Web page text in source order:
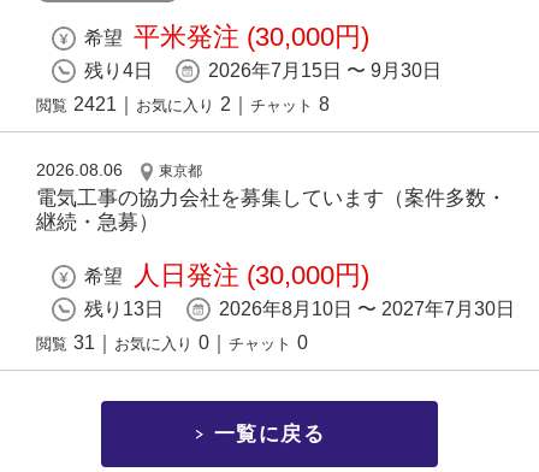
希望 平米発注 (30,000円)
残り4日 2026年7月15日 〜 9月30日
閲覧 2421 お気に入り 2 チャット 8
2026.08.06 東京都
電気工事の協力会社を募集しています（案件多数・
継続・急募）
希望 人日発注 (30,000円)
残り13日 2026年8月10日 〜 2027年7月30日
閲覧 31 お気に入り 0 チャット 0
一覧に戻る